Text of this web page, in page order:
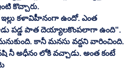
కొచ్చారు.
పడ్డ పాత దెయ్యాలకొంపలాగా ఉంది".
నీ అధీనం లోకి వచ్చాడు. అంత కంటే